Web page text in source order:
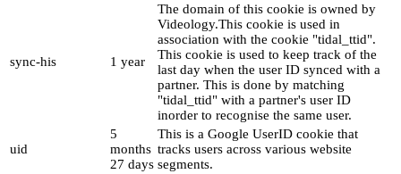
sync-his 1 year
The domain of this cookie is owned by
Videology.This cookie is used in
association with the cookie "tidal_ttid".
This cookie is used to keep track of the
last day when the user ID synced with a
partner. This is done by matching
"tidal_ttid" with a partner's user ID
inorder to recognise the same user.
uid
5
months
27 days
This is a Google UserID cookie that
tracks users across various website
segments.